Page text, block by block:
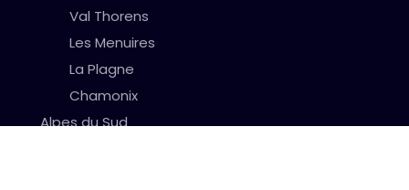
Val Thorens
Les Menuires
La Plagne
Chamonix
Alpes du Sud